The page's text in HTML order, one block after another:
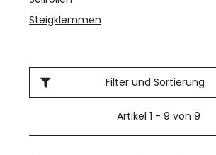
Steigklemmen
Filter und Sortierung
Artikel 1 - 9 von 9